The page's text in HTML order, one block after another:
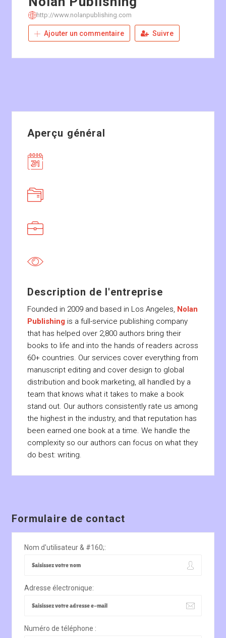
http://www.nolanpublishing.com
Ajouter un commentaire Suivre
Aperçu général
Description de l'entreprise
Founded in 2009 and based in Los Angeles, Nolan
Publishing is a full-service publishing company
that has helped over 2,800 authors bring their
books to life and into the hands of readers across
60+ countries. Our services cover everything from
manuscript editing and cover design to global
distribution and book marketing, all handled by a
team that knows what it takes to make a book
stand out. Our authors consistently rate us among
the highest in the industry, and that reputation has
been earned one book at a time. We handle the
complexity so our authors can focus on what they
do best: writing.
Formulaire de contact
Nom d'utilisateur & #160;:
Adresse électronique:
Numéro de téléphone :